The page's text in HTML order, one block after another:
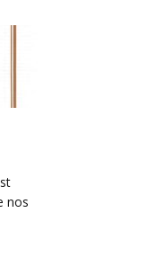
nos